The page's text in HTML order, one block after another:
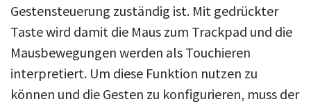
Gestensteuerung zuständig ist. Mit gedrückter
Taste wird damit die Maus zum Trackpad und die
Mausbewegungen werden als Touchieren
interpretiert. Um diese Funktion nutzen zu
können und die Gesten zu konfigurieren, muss der